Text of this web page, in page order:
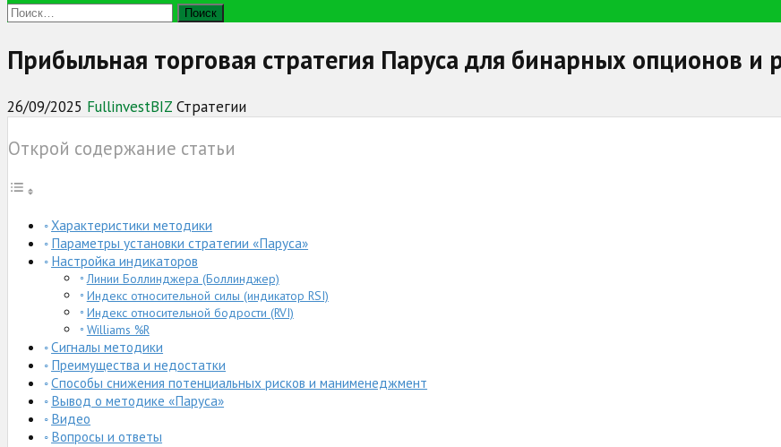
Найти:
Прибыльная торговая стратегия Паруса для бинарных опционов и
26/09/2025 FullinvestBIZ Стратегии
Открой содержание статьи
Характеристики методики
Параметры установки стратегии «Паруса»
Настройка индикаторов
Линии Боллинджера (Боллинджер)
Индекс относительной силы (индикатор RSI)
Индекс относительной бодрости (RVI)
Williams %R
Сигналы методики
Преимущества и недостатки
Способы снижения потенциальных рисков и манименеджмент
Вывод о методике «Паруса»
Видео
Вопросы и ответы